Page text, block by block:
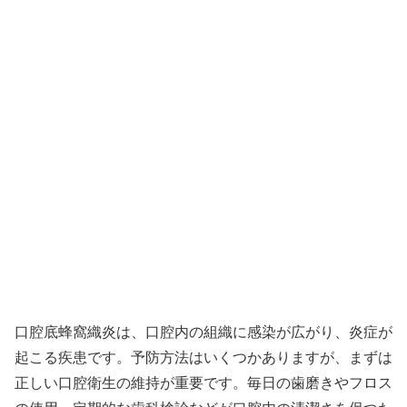
口腔底蜂窩織炎は、口腔内の組織に感染が広がり、炎症が
起こる疾患です。予防方法はいくつかありますが、まずは
正しい口腔衛生の維持が重要です。毎日の歯磨きやフロス